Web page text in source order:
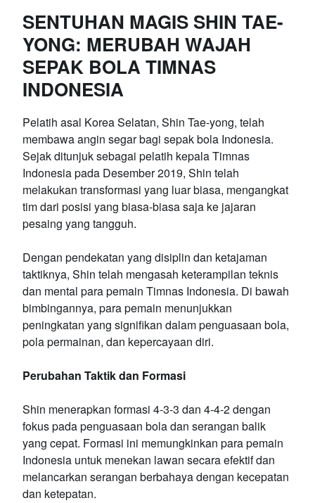
SENTUHAN MAGIS SHIN TAE-
YONG: MERUBAH WAJAH
SEPAK BOLA TIMNAS
INDONESIA
Pelatih asal Korea Selatan, Shin Tae-yong, telah
membawa angin segar bagi sepak bola Indonesia.
Sejak ditunjuk sebagai pelatih kepala Timnas
Indonesia pada Desember 2019, Shin telah
melakukan transformasi yang luar biasa, mengangkat
tim dari posisi yang biasa-biasa saja ke jajaran
pesaing yang tangguh.
Dengan pendekatan yang disiplin dan ketajaman
taktiknya, Shin telah mengasah keterampilan teknis
dan mental para pemain Timnas Indonesia. Di bawah
bimbingannya, para pemain menunjukkan
peningkatan yang signifikan dalam penguasaan bola,
pola permainan, dan kepercayaan diri.
Perubahan Taktik dan Formasi
Shin menerapkan formasi 4-3-3 dan 4-4-2 dengan
fokus pada penguasaan bola dan serangan balik
yang cepat. Formasi ini memungkinkan para pemain
Indonesia untuk menekan lawan secara efektif dan
melancarkan serangan berbahaya dengan kecepatan
dan ketepatan.